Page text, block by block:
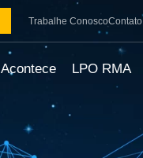
Trabalhe ConoscoContato
Acontece LPO RMA